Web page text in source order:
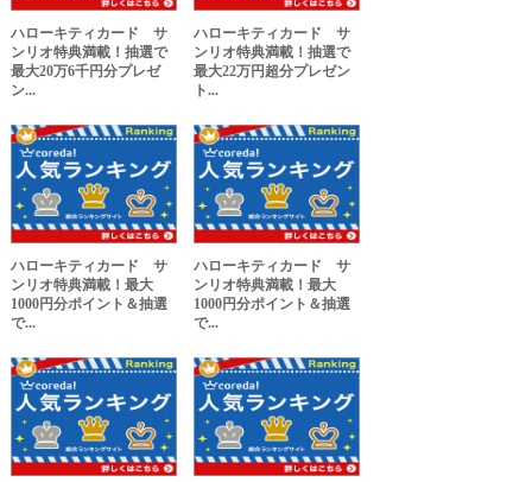
ハローキティカード サ
ンリオ特典満載！抽選で
最大20万6千円分プレゼ
ン...
ハローキティカード サ
ンリオ特典満載！抽選で
最大22万円超分プレゼン
ト...
ハローキティカード サ
ンリオ特典満載！最大
1000円分ポイント＆抽選
で...
ハローキティカード サ
ンリオ特典満載！最大
1000円分ポイント＆抽選
で...